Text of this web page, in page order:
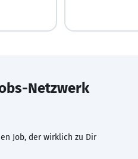
Netzwerk
Job, der wirklich zu Dir